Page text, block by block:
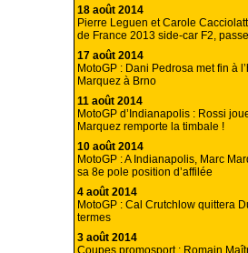
18 août 2014
Pierre Leguen et Carole
de France 2013 side-car F2,
17 août 2014
MotoGP : Dani Pedrosa met fin à
Marquez à Brno
11 août 2014
MotoGP d’Indianapolis : Rossi
Marquez remporte la timbale !
10 août 2014
MotoGP : A Indianapolis, Marc
sa 8e pole position d’affilée
4 août 2014
MotoGP : Cal Crutchlow quittera
termes
3 août 2014
Coupes promosport : Romain